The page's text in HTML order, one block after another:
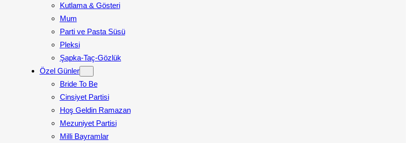
Kutlama & Gösteri
Mum
Parti ve Pasta Süsü
Pleksi
Şapka-Taç-Gözlük
Özel Günler
Bride To Be
Cinsiyet Partisi
Hoş Geldin Ramazan
Mezuniyet Partisi
Milli Bayramlar